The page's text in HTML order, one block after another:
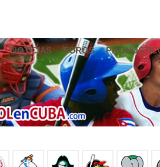
NOTICIAS FOROS